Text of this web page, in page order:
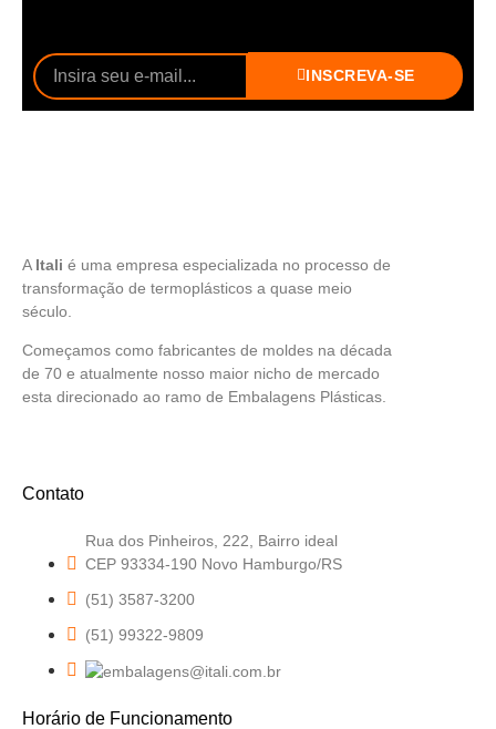
INSCREVA-SE
A Itali é uma empresa especializada no processo de
transformação de termoplásticos a quase meio
século.
Começamos como fabricantes de moldes na década
de 70 e atualmente nosso maior nicho de mercado
esta direcionado ao ramo de Embalagens Plásticas.
Contato
Rua dos Pinheiros, 222, Bairro ideal
CEP 93334-190 Novo Hamburgo/RS
(51) 3587-3200
(51) 99322-9809
Horário de Funcionamento